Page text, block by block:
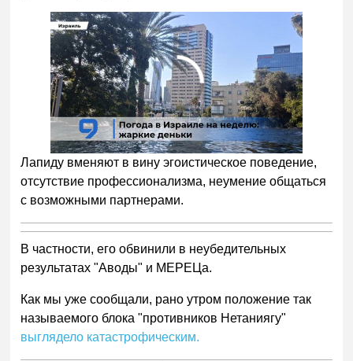
00:00/01:00
Лапиду вменяют в вину эгоистическое поведение,
отсутствие профессионализма, неумение общаться
с возможными партнерами.
В частности, его обвинили в неубедительных
результатах "Аводы" и МЕРЕЦа.
Как мы уже сообщали, рано утром положение так
называемого блока "противников Нетаниягу"
выглядело катастрофическим.